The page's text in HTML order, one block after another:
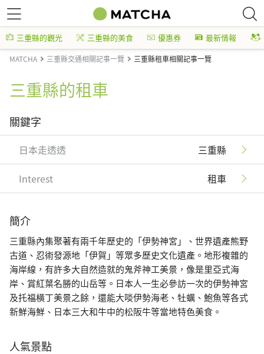
三重縣的觀光 三重縣的美食 優惠券 最新情報
MATCHA 三重縣交通相關記事一覽 三重縣租車相關記事一覽
三重縣的租車
關鍵字
日本走透透 三重縣
Interest 租車
簡介
三重縣內集聚著有兩千年歷史的「伊勢神宮」、世界遺產熊野
古道、忍術發源地「伊賀」等眾多歷史文化遺產。地形複雜的
海岸線，有許多大自然造就的鬼斧神工美景，像是里亞式海
岸、賞紅葉名勝的山岳等。日本人一生必參訪一次的伊勢神宮
及托福橫丁美景之餘，還能大啖伊勢海老、牡蠣、鮑魚等各式
新鮮海鮮、日本三大和牛中的松阪牛等當地特色美食。
人氣景點